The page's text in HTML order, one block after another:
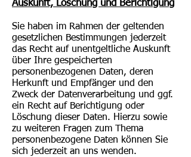
Auskunft, Löschung und Berichtigung
Sie haben im Rahmen der geltenden
gesetzlichen Bestimmungen jederzeit
das Recht auf unentgeltliche Auskunft
über Ihre gespeicherten
personenbezogenen Daten, deren
Herkunft und Empfänger und den
Zweck der Datenverarbeitung und ggf.
ein Recht auf Berichtigung oder
Löschung dieser Daten. Hierzu sowie
zu weiteren Fragen zum Thema
personenbezogene Daten können Sie
sich jederzeit an uns wenden.